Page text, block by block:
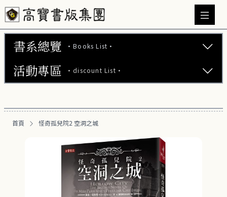
書系總覽 ·Books List·
文學小說 (737)
活動專區 ·discount List·
【2本7折】高寶小說系列全圖鑑書展
【2套7折】高寶小說系列全圖鑑書展
【66折】高寶小說系列全圖鑑書展
首頁 怪奇孤兒院2 空洞之城